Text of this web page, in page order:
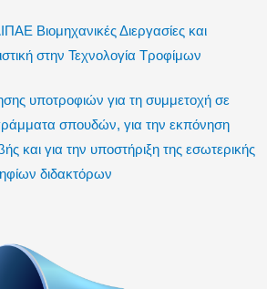
Βιομηχανικές Διεργασίες και
στην Τεχνολογία Τροφίμων
υποτροφιών για τη συμμετοχή σε
σπουδών, για την εκπόνηση
και για την υποστήριξη της εσωτερικής
διδακτόρων